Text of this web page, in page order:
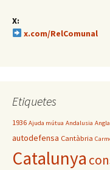
X:
x.com/RelComunal
Etiquetes
1936 Ajuda mútua Andalusia
autodefensa Cantàbria
Catalunya